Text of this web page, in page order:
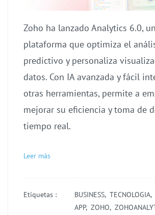
Zoho ha lanzado Analytics 6.0,
plataforma que optimiza el
predictivo y personaliza
datos. Con IA avanzada y fácil
otras herramientas, permite a
mejorar su eficiencia y toma de
tiempo real.
Leer más
Etiquetas : BUSINESS, TECNOLOGIA,
APP, ZOHO,